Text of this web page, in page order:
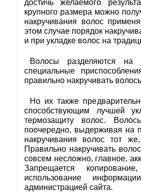
достичь желаемого
крупного размера можно
накручивания волос
этом случае порядок
и при укладке волос на
Волосы разделяются на
специальные
правильно накручивать
Но их также
способствующим лучшей
термозащиту волос.
поочередно, выдерживая на
накручивания волос тот
Правильно накручивать
совсем несложно, главное,
Запрещается
использование
администрацией сайта.